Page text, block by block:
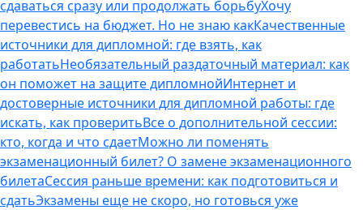
сдаваться сразу или продолжать борьбуХочу
перевестись на бюджет. Но не знаю какКачественные
источники для дипломной: где взять, как
работатьНеобязательный раздаточный материал: как
он поможет на защите дипломнойИнтернет и
достоверные источники для дипломной работы: где
искать, как проверитьВсе о дополнительной сессии:
кто, когда и что сдаетМожно ли поменять
экзаменационный билет? О замене экзаменационного
билетаСессия раньше времени: как подготовиться и
сдатьЭкзамены еще не скоро, но готовься уже